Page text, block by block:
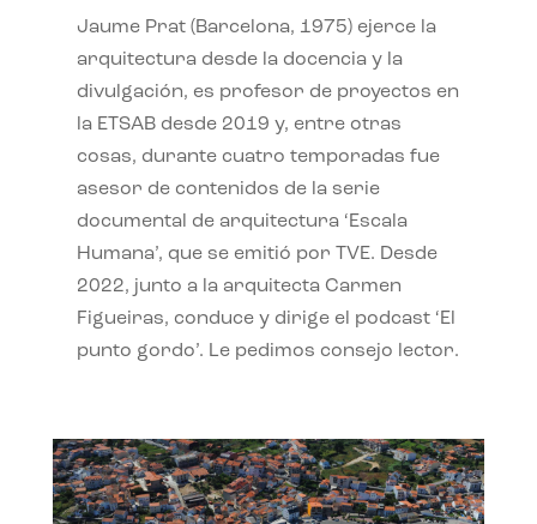
Jaume Prat (Barcelona, 1975) ejerce la
arquitectura desde la docencia y la
divulgación, es profesor de proyectos en
la ETSAB desde 2019 y, entre otras
cosas, durante cuatro temporadas fue
asesor de contenidos de la serie
documental de arquitectura ‘Escala
Humana’, que se emitió por TVE. Desde
2022, junto a la arquitecta Carmen
Figueiras, conduce y dirige el podcast ‘El
punto gordo’. Le pedimos consejo lector.